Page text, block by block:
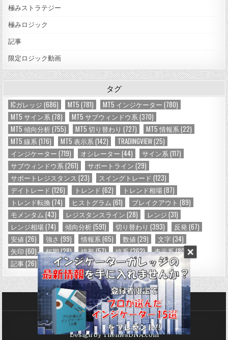
極みストラテジー
極みロジック
記事
限定ロジック動画
タグ
ICガレッジ (686) MT5 (781) MT5 インジケーター (780)
MT5 サイン系 (78) MT5 サブウィンドウ系 (370)
MT5 傾向分析(755) MT5 切り替わり (727) MT5 情報系 (22)
MT5 線系 (176) MT5 表示系 (142) TRADINGVIEW(25)
インジケーター (719) オシレーター (44) サイン系 (117)
サブウィンドウ系 (261) サポートライン (29)
サポートレジスタンス (23) スイングトレード (123)
デイトレード (126) トレンド (62) トレンド相場 (87)
トレンド転換 (74) ヒストグラム (61) ブレイクアウト (89)
モメンタム (43) レジスタンスライン (28) レンジ (31)
レンジ相場 (74) 傾向分析(591) 切り替わり (393) 反発 (67)
安値 (26) 強さ (99) 情報系 (65) 数値 (29) 文字(34)
矢印 (60) 短期(28) 線形(57) 線系(262) 表示系(80)
記事 (26) 記号(24) 高値(26) ２色(88)
Copyright © 2026 インジケーターガレッジ
Design by ThemesDNA.com